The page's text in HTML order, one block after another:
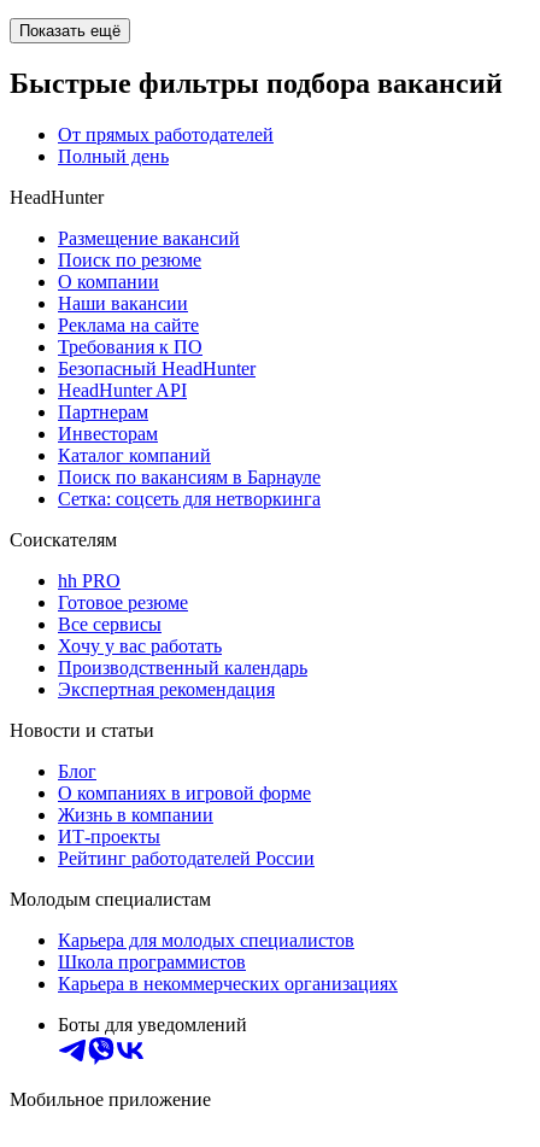
Показать ещё
Быстрые фильтры подбора вакансий
От прямых работодателей
Полный день
HeadHunter
Размещение вакансий
Поиск по резюме
О компании
Наши вакансии
Реклама на сайте
Требования к ПО
Безопасный HeadHunter
HeadHunter API
Партнерам
Инвесторам
Каталог компаний
Поиск по вакансиям в Барнауле
Сетка: соцсеть для нетворкинга
Соискателям
hh PRO
Готовое резюме
Все сервисы
Хочу у вас работать
Производственный календарь
Экспертная рекомендация
Новости и статьи
Блог
О компаниях в игровой форме
Жизнь в компании
ИТ-проекты
Рейтинг работодателей России
Молодым специалистам
Карьера для молодых специалистов
Школа программистов
Карьера в некоммерческих организациях
Боты для уведомлений
Мобильное приложение